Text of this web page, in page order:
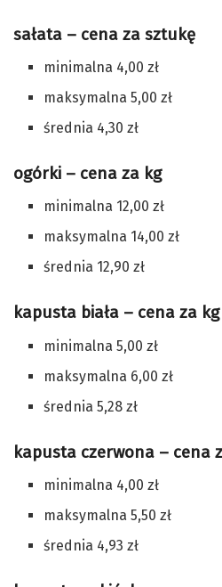
sałata – cena za sztukę
minimalna 4,00 zł
maksymalna 5,00 zł
średnia 4,30 zł
ogórki – cena za kg
minimalna 12,00 zł
maksymalna 14,00 zł
średnia 12,90 zł
kapusta biała – cena za kg
minimalna 5,00 zł
maksymalna 6,00 zł
średnia 5,28 zł
kapusta czerwona – cena
minimalna 4,00 zł
maksymalna 5,50 zł
średnia 4,93 zł